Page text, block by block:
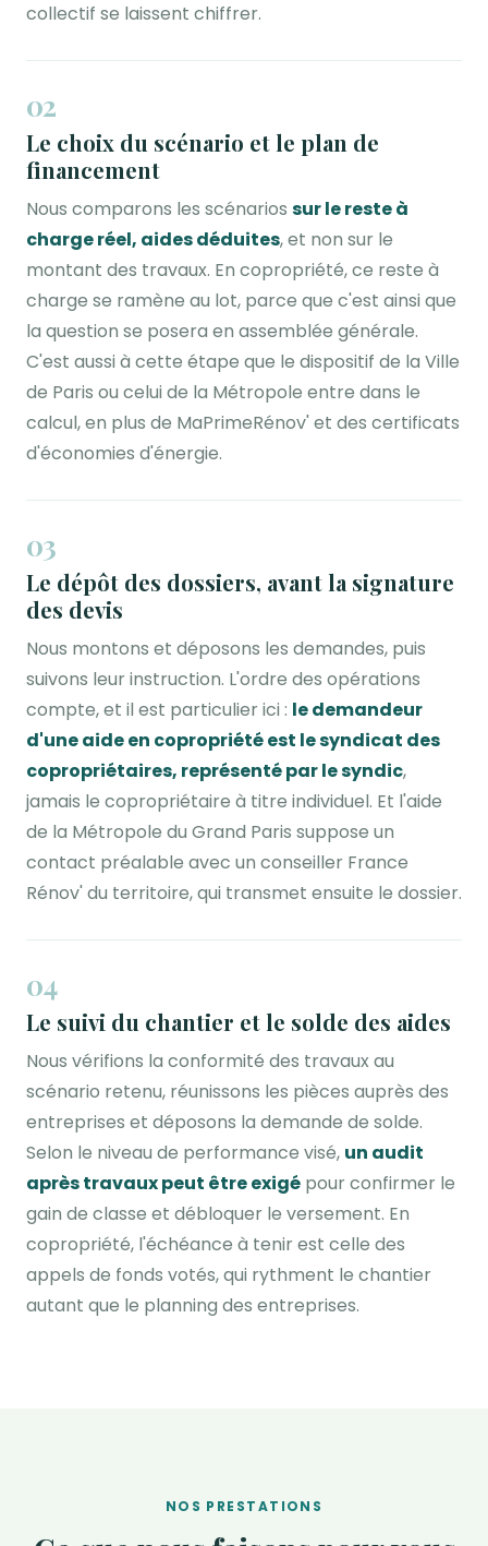
collectif se laissent chiffrer.
02
Le choix du scénario et le plan de
financement
Nous comparons les scénarios sur le reste à
charge réel, aides déduites, et non sur le
montant des travaux. En copropriété, ce reste à
charge se ramène au lot, parce que c'est ainsi que
la question se posera en assemblée générale.
C'est aussi à cette étape que le dispositif de la Ville
de Paris ou celui de la Métropole entre dans le
calcul, en plus de MaPrimeRénov' et des certificats
d'économies d'énergie.
03
Le dépôt des dossiers, avant la signature
des devis
Nous montons et déposons les demandes, puis
suivons leur instruction. L'ordre des opérations
compte, et il est particulier ici : le demandeur
d'une aide en copropriété est le syndicat des
copropriétaires, représenté par le syndic,
jamais le copropriétaire à titre individuel. Et l'aide
de la Métropole du Grand Paris suppose un
contact préalable avec un conseiller France
Rénov' du territoire, qui transmet ensuite le dossier.
04
Le suivi du chantier et le solde des aides
Nous vérifions la conformité des travaux au
scénario retenu, réunissons les pièces auprès des
entreprises et déposons la demande de solde.
Selon le niveau de performance visé, un audit
après travaux peut être exigé pour confirmer le
gain de classe et débloquer le versement. En
copropriété, l'échéance à tenir est celle des
appels de fonds votés, qui rythment le chantier
autant que le planning des entreprises.
NOS PRESTATIONS